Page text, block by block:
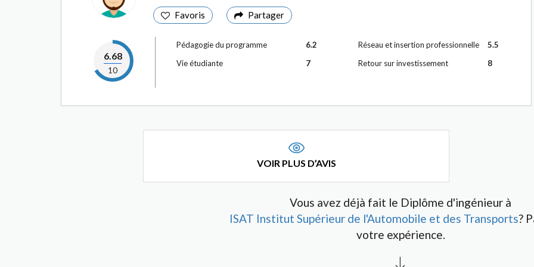
Favoris Partager
6.68
10
Pédagogie du programme
6.2
Vie étudiante
7
Réseau et insertion professionnelle
5.5
Retour sur investissement
8
VOIR PLUS D’AVIS
Vous avez déjà fait le Diplôme d'ingénieur à
ISAT Institut Supérieur de l'Automobile et des Transports?
votre expérience.